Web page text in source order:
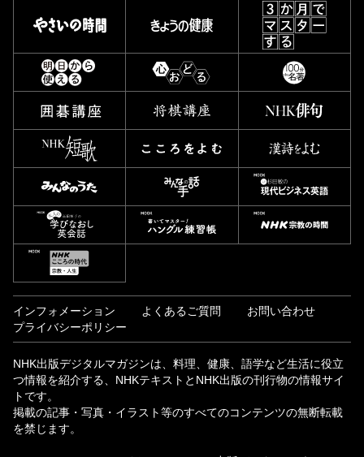
インフォメーション よくあるご質問
お問い合わせ
プライバシーポリシー
NHK出版デジタルマガジンは、料理、健康、語学など生活に役立
つ情報を紹介する、NHKテキストとNHK出版の刊行物の情報サイ
トです。
掲載の記事・写真・イラスト等のすべてのコンテンツの無断転載
を禁じます。